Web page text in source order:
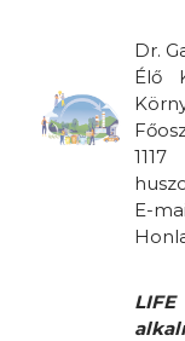
Dr.
Élő
E-